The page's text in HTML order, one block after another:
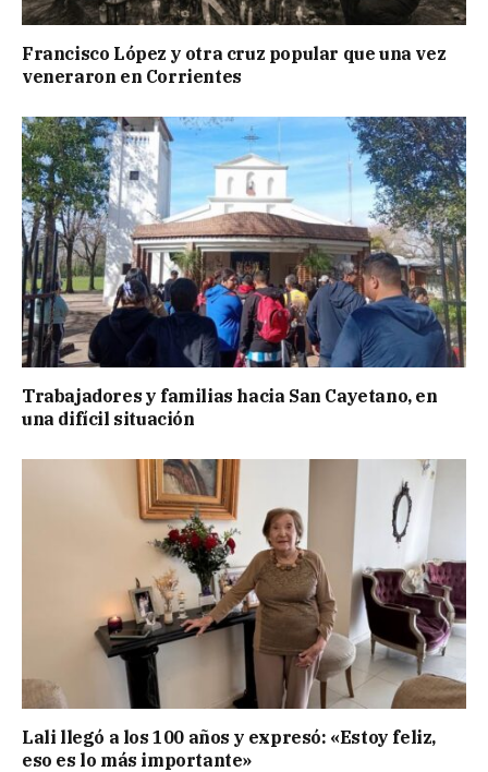
Francisco López y otra cruz popular que una vez
veneraron en Corrientes
Trabajadores y familias hacia San Cayetano, en
una difícil situación
Lali llegó a los 100 años y expresó: «Estoy feliz,
eso es lo más importante»